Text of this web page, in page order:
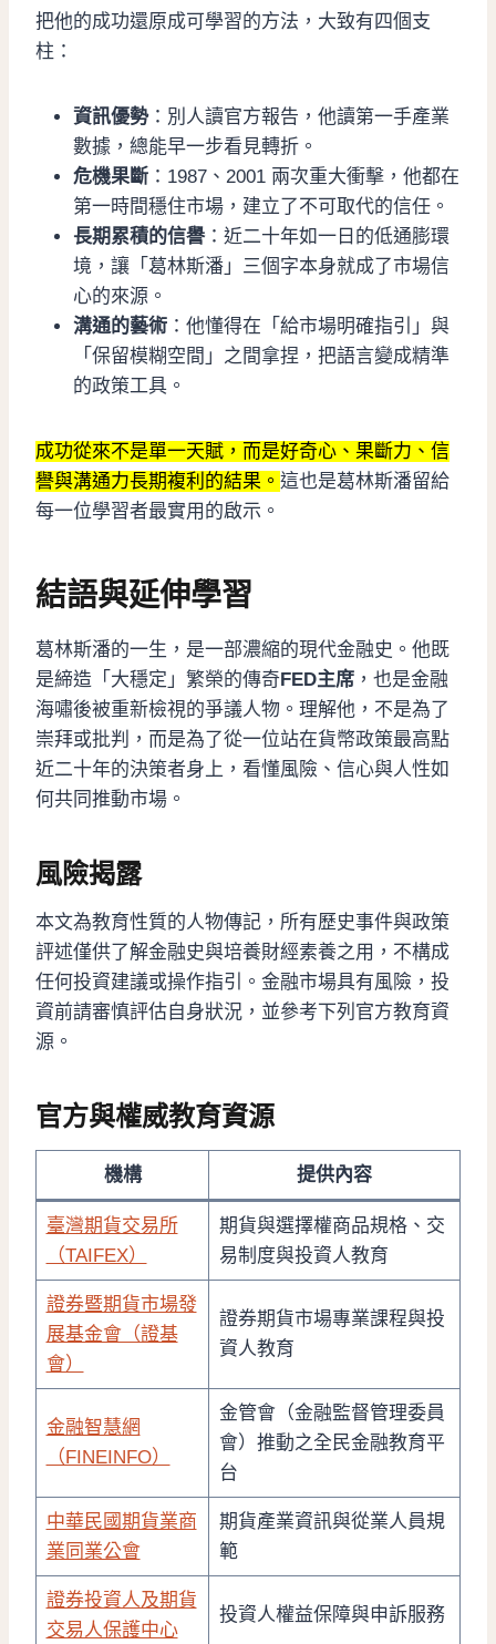
把他的成功還原成可學習的方法，大致有四個支
柱：
資訊優勢：別人讀官方報告，他讀第一手產業
數據，總能早一步看見轉折。
危機果斷 ：1987、2001 兩次重大衝擊，他都在
第一時間穩住市場，建立了不可取代的信任。
長期累積的信譽：近二十年如一日的低通膨環
境，讓「葛林斯潘」三個字本身就成了市場信
心的來源。
溝通的藝術 ：他懂得在「給市場明確指引」與
「保留模糊空間」之間拿捏，把語言變成精準
的政策工具。
成功從來不是單一天賦，而是好奇心、果斷力、信
譽與溝通力長期複利的結果。 這也是葛林斯潘留給
每一位學習者最實用的啟示。
結語與延伸學習
葛林斯潘的一生，是一部濃縮的現代金融史。他既
是締造「大穩定」繁榮的傳奇FED主席 ，也是金融
海嘯後被重新檢視的爭議人物。理解他，不是為了
崇拜或批判，而是為了從一位站在貨幣政策最高點
近二十年的決策者身上，看懂風險、信心與人性如
何共同推動市場。
風險揭露
本文為教育性質的人物傳記，所有歷史事件與政策
評述僅供了解金融史與培養財經素養之用，不構成
任何投資建議或操作指引。金融市場具有風險，投
資前請審慎評估自身狀況，並參考下列官方教育資
源。
官方與權威教育資源
機構 提供內容
臺灣期貨交易所
（TAIFEX）
期貨與選擇權商品規格、交
易制度與投資人教育
證券暨期貨市場發
展基金會（證基
會）
證券期貨市場專業課程與投
資人教育
金融智慧網
（FINEINFO）
金管會（金融監督管理委員
會）推動之全民金融教育平
台
中華民國期貨業商
業同業公會
期貨產業資訊與從業人員規
範
證券投資人及期貨
交易人保護中心
投資人權益保障與申訴服務